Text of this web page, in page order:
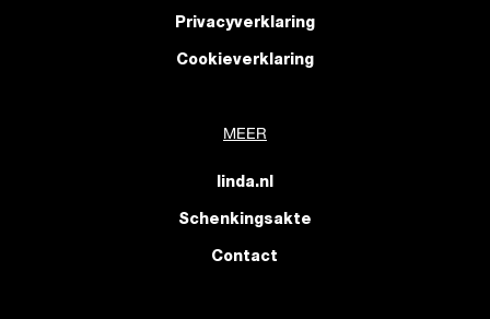
Privacyverklaring
Cookieverklaring
MEER
linda.nl
Schenkingsakte
Contact